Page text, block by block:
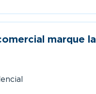
marque la